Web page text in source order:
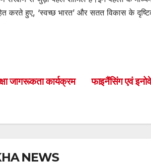
करते हुए, ‘स्वच्छ भारत’ और सतत विकास के
फाइनैंसिंग एवं
जागरूकता कार्यक्रम
NEWS